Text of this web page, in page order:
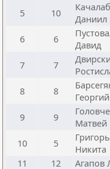
5 10
Даниил
6 6
Давид
7 7
8 8
Георгий
9 9
Матвей
10 5
Никита
11
12 Агапов